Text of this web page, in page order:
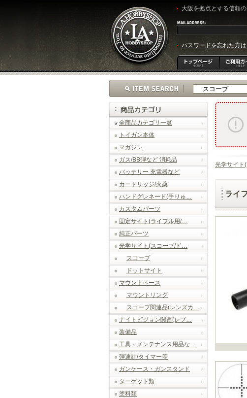
大阪を拠点とする信頼
パスワードを忘れた方
全商品カテゴリ一覧
トイガン本体
マガジン
ガス/BB弾など 消耗品
バッテリー 充電器など
カートリッジ/火薬
ハンドグレネード(手りゅ…
カスタムパーツ
固定サイト(ライフル用/…
純正パーツ
光学サイト(スコープ/ド…
スコープ
ドットサイト
マウントベース
マウントリング
スコープ関連品(レンズカ…
ナイトビジョン関連(レプ…
装備品
工具・メンテナンス用品な…
弾速計/タイマー等
ガンケース・ガンスタンド
ターゲット類
塗料類
光学サイト
ライ